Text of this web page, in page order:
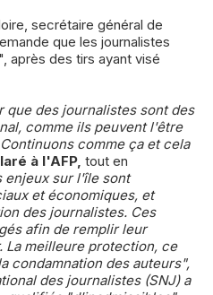
secrétaire général de
que les journalistes
après des tirs ayant visé
que des journalistes sont des
comme ils peuvent l'être
comme ça et cela
à l'AFP, tout en
enjeux sur l'île sont
et économiques, et
des journalistes. Ces
afin de remplir leur
meilleure protection, ce
condamnation des auteurs",
des journalistes (SNJ) a